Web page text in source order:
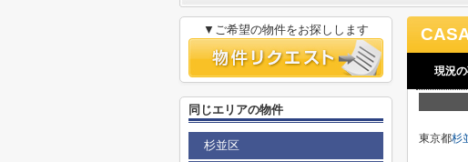
現況
東京都杉
▼ご希望の物件をお探しします
同じエリアの物件
杉並区